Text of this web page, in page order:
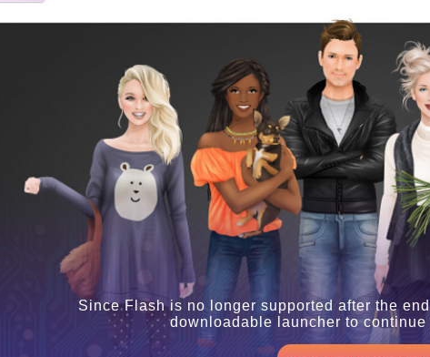
Since Flash is no longer supported after the
downloadable launcher to